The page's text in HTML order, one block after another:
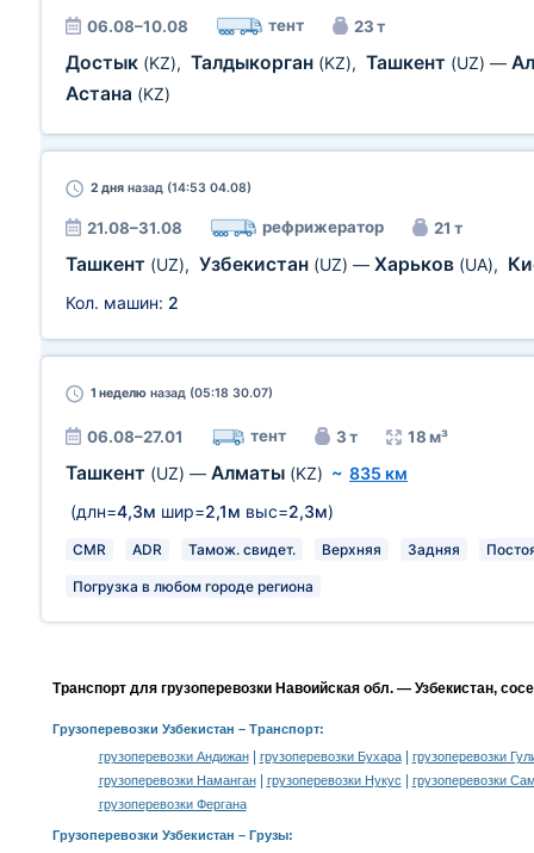
06.08–10.08 тент 23 т
Достык (KZ), Талдыкорган (KZ), Ташкент (UZ) —
Астана (KZ)
2 дня назад (14:53 04.08)
21.08–31.08 рефрижератор 21 т
Ташкент (UZ), Узбекистан (UZ) — Харьков (UA),
Кол. машин: 2
1 неделю назад (05:18 30.07)
06.08–27.01 тент 3 т 18 м³
Ташкент (UZ) — Алматы (KZ) ~ 835 км
(длн=4,3м шир=2,1м выс=2,3м)
CMR ADR Тамож. свидет. Верхняя Задняя
Погрузка в любом городе региона
Транспорт для грузоперевозки Навоийская обл. — Узбекистан,
Грузоперевозки Узбекистан – Транспорт:
грузоперевозки Андижан| грузоперевозки Бухара|
грузоперевозки
грузоперевозки Наманган| грузоперевозки Нукус
грузоперевозки
грузоперевозки Фергана
Грузоперевозки Узбекистан – Грузы: